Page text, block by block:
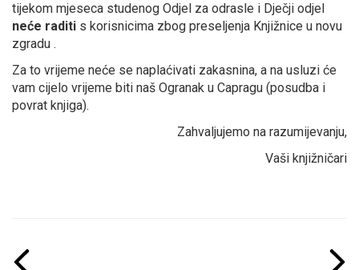
tijekom mjeseca studenog Odjel za odrasle i Dječji odjel
neće raditi s korisnicima zbog preseljenja Knjižnice u novu
zgradu .
Za to vrijeme neće se naplaćivati zakasnina, a na usluzi će
vam cijelo vrijeme biti naš Ogranak u Capragu (posudba i
povrat knjiga).
Zahvaljujemo na razumijevanju,
Vaši knjižničari